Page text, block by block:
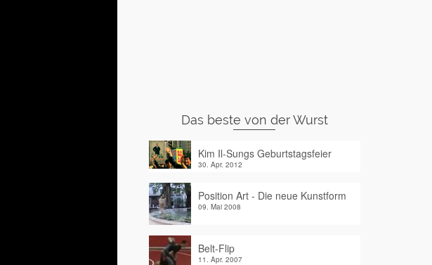
Das beste von der Wurst
Kim Il-Sungs Geburtstagsfeier
30. Apr. 2012
Position Art - Die neue Kunstform
09. Mai 2008
Belt-Flip
11. Apr. 2007